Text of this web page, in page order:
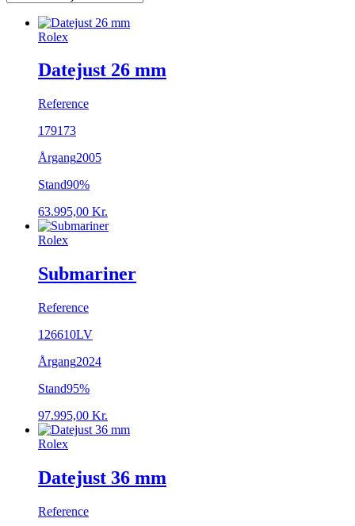
Rolex
Datejust 26 mm
Reference
179173
Årgang2005
Stand90%
63.995,00 Kr.
Rolex
Submariner
Reference
126610LV
Årgang2024
Stand95%
97.995,00 Kr.
Rolex
Datejust 36 mm
Reference